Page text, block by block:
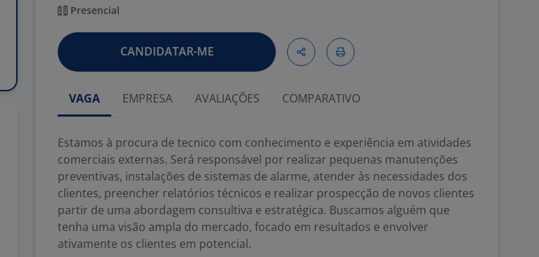
Presencial
CANDIDATAR-ME
VAGA EMPRESA AVALIAÇÕES COMPARATIVO
Estamos à procura de tecnico com conhecimento e experiência em atividades
comerciais externas. Será responsável por realizar pequenas manutenções
preventivas, instalações de sistemas de alarme, atender às necessidades dos
clientes, preencher relatórios técnicos e realizar prospecção de novos clientes
partir de uma abordagem consultiva e estratégica. Buscamos alguém que
tenha uma visão ampla do mercado, focado em resultados e envolver
ativamente os clientes em potencial.